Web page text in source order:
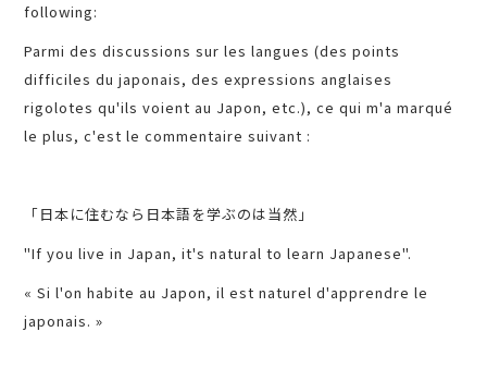
following:
Parmi des discussions sur les langues (des points
difficiles du japonais, des expressions anglaises
rigolotes qu'ils voient au Japon, etc.), ce qui m'a marqué
le plus, c'est le commentaire suivant :
「日本に住むなら日本語を学ぶのは当然」
"If you live in Japan, it's natural to learn Japanese".
« Si l'on habite au Japon, il est naturel d'apprendre le
japonais. »